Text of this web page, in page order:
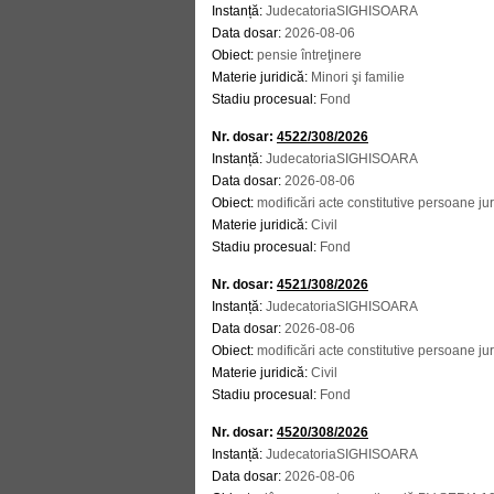
Instanță: JudecatoriaSIGHISOARA
Data dosar: 2026-08-06
Obiect: pensie întreţinere
Materie juridică: Minori şi familie
Stadiu procesual: Fond
Nr. dosar: 4522/308/2026
Instanță: JudecatoriaSIGHISOARA
Data dosar: 2026-08-06
Obiect: modificări acte constitutive persoane
Materie juridică: Civil
Stadiu procesual: Fond
Nr. dosar: 4521/308/2026
Instanță: JudecatoriaSIGHISOARA
Data dosar: 2026-08-06
Obiect: modificări acte constitutive persoane
Materie juridică: Civil
Stadiu procesual: Fond
Nr. dosar: 4520/308/2026
Instanță: JudecatoriaSIGHISOARA
Data dosar: 2026-08-06